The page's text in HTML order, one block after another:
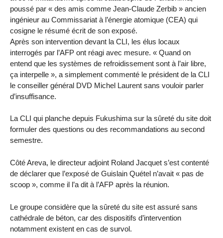
poussé par « des amis comme Jean-Claude Zerbib » ancien
ingénieur au Commissariat à l’énergie atomique (CEA) qui
cosigne le résumé écrit de son exposé.
Après son intervention devant la CLI, les élus locaux
interrogés par l’AFP ont réagi avec mesure. « Quand on
entend que les systèmes de refroidissement sont à l’air libre,
ça interpelle », a simplement commenté le président de la CLI
le conseiller général DVD Michel Laurent sans vouloir parler
d’insuffisance.
La CLI qui planche depuis Fukushima sur la sûreté du site doit
formuler des questions ou des recommandations au second
semestre.
Côté Areva, le directeur adjoint Roland Jacquet s’est contenté
de déclarer que l’exposé de Guislain Quétel n’avait « pas de
scoop », comme il l’a dit à l’AFP après la réunion.
Le groupe considère que la sûreté du site est assuré sans
cathédrale de béton, car des dispositifs d’intervention
notamment existent en cas de survol.